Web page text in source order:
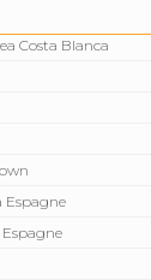
Costa Blanca
Espagne